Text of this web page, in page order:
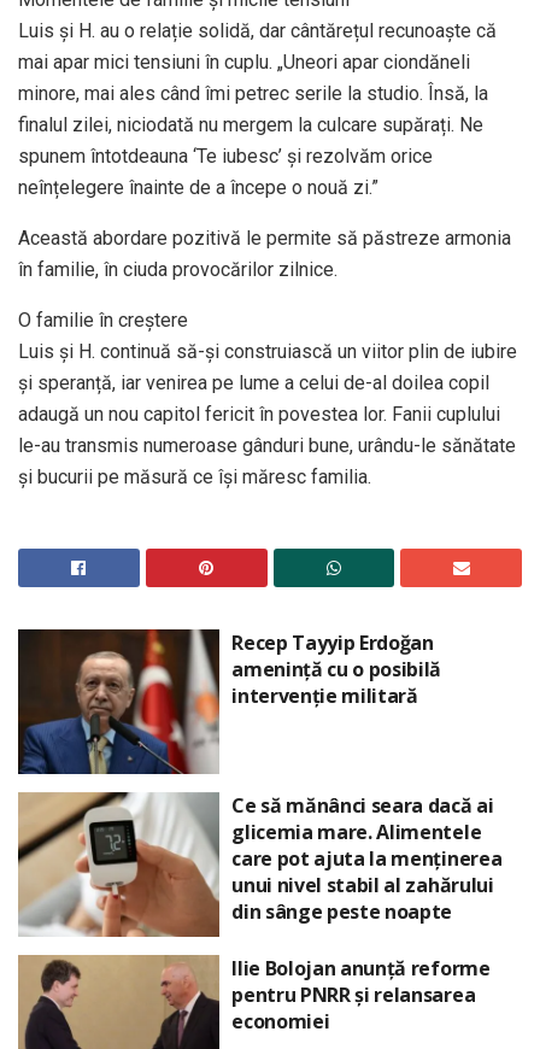
Luis și H. au o relație solidă, dar cântărețul recunoaște că
mai apar mici tensiuni în cuplu. „Uneori apar ciondăneli
minore, mai ales când îmi petrec serile la studio. Însă, la
finalul zilei, niciodată nu mergem la culcare supărați. Ne
spunem întotdeauna ‘Te iubesc’ și rezolvăm orice
neînțelegere înainte de a începe o nouă zi.”
Această abordare pozitivă le permite să păstreze armonia
în familie, în ciuda provocărilor zilnice.
O familie în creștere
Luis și H. continuă să-și construiască un viitor plin de iubire
și speranță, iar venirea pe lume a celui de-al doilea copil
adaugă un nou capitol fericit în povestea lor. Fanii cuplului
le-au transmis numeroase gânduri bune, urându-le sănătate
și bucurii pe măsură ce își măresc familia.
Recep Tayyip Erdoğan
amenință cu o posibilă
intervenție militară
Ce să mănânci seara dacă ai
glicemia mare. Alimentele
care pot ajuta la menținerea
unui nivel stabil al zahărului
din sânge peste noapte
Ilie Bolojan anunță reforme
pentru PNRR și relansarea
economiei